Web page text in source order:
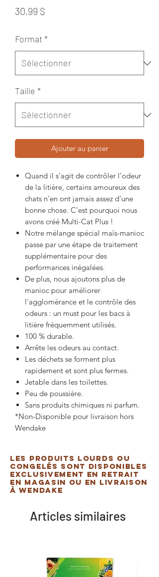
30,99 $
Format*
Taille *
Ajouter au panier
Quand il s'agit de contrôler l'odeur
de la litière, certains amoureux des
chats n'en ont jamais assez d'une
bonne chose. C'est pourquoi nous
avons créé Multi-Cat Plus !
Notre mélange spécial maïs-manioc
passe par une étape de traitement
supplémentaire pour des
performances inégalées.
De plus, nous ajoutons plus de
manioc pour améliorer
l'agglomérance et le contrôle des
odeurs : un must pour les bacs à
litière fréquemment utilisés.
100 % durable.
Arrête les odeurs au contact.
Les déchets se forment plus
rapidement et sont plus fermes.
Jetable dans les toilettes.
Peu de poussière.
Sans produits chimiques ni parfum.
*Non-Disponible pour livraison hors
Wendake
Les produits lourds ou
congelés sont disponibles
exclusivement en retrait
en magasin ou en livraison
à Wendake
Articles similaires